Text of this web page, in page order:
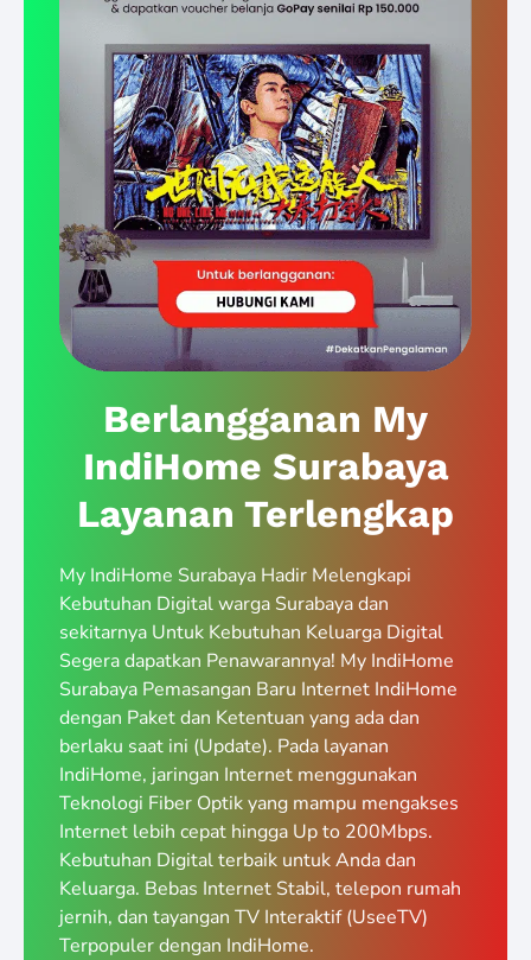
Berlangganan My
IndiHome Surabaya
Layanan Terlengkap
My IndiHome Surabaya Hadir Melengkapi
Kebutuhan Digital warga Surabaya dan
sekitarnya Untuk Kebutuhan Keluarga Digital
Segera dapatkan Penawarannya! My IndiHome
Surabaya Pemasangan Baru Internet IndiHome
dengan Paket dan Ketentuan yang ada dan
berlaku saat ini (Update). Pada layanan
IndiHome, jaringan Internet menggunakan
Teknologi Fiber Optik yang mampu mengakses
Internet lebih cepat hingga Up to 200Mbps.
Kebutuhan Digital terbaik untuk Anda dan
Keluarga. Bebas Internet Stabil, telepon rumah
jernih, dan tayangan TV Interaktif (UseeTV)
Terpopuler dengan IndiHome.